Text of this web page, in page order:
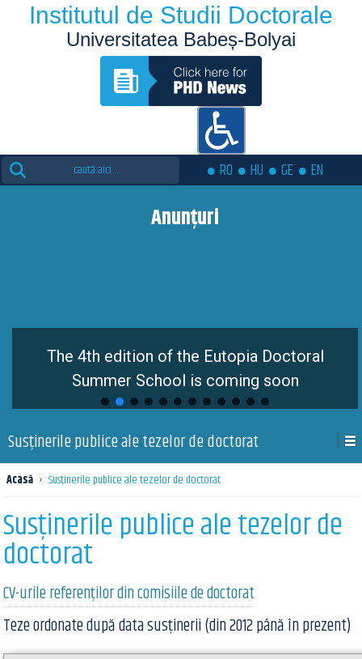
Institutul de Studii Doctorale
Universitatea Babeș-Bolyai
Search
for:
RO HU GE EN
Anunțuri
The 4th edition of the Eutopia Doctoral
Summer School is coming soon
Susţinerile publice ale tezelor de doctorat
Acasă › Susţinerile publice ale tezelor de doctorat
Susţinerile publice ale tezelor de
doctorat
CV-urile referenților din comisiile de doctorat
Teze ordonate după data susținerii (din 2012 până în prezent)